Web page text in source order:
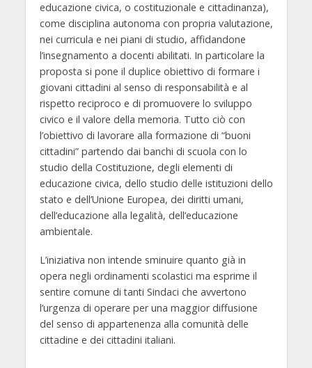
educazione civica, o costituzionale e cittadinanza),
come disciplina autonoma con propria valutazione,
nei curricula e nei piani di studio, affidandone
l’insegnamento a docenti abilitati. In particolare la
proposta si pone il duplice obiettivo di formare i
giovani cittadini al senso di responsabilità e al
rispetto reciproco e di promuovere lo sviluppo
civico e il valore della memoria. Tutto ciò con
l’obiettivo di lavorare alla formazione di “buoni
cittadini” partendo dai banchi di scuola con lo
studio della Costituzione, degli elementi di
educazione civica, dello studio delle istituzioni dello
stato e dell’Unione Europea, dei diritti umani,
dell’educazione alla legalità, dell’educazione
ambientale.
L’iniziativa non intende sminuire quanto già in
opera negli ordinamenti scolastici ma esprime il
sentire comune di tanti Sindaci che avvertono
l’urgenza di operare per una maggior diffusione
del senso di appartenenza alla comunità delle
cittadine e dei cittadini italiani.